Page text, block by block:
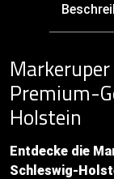
Premium-
Holstein
Entdecke die
Schleswig-